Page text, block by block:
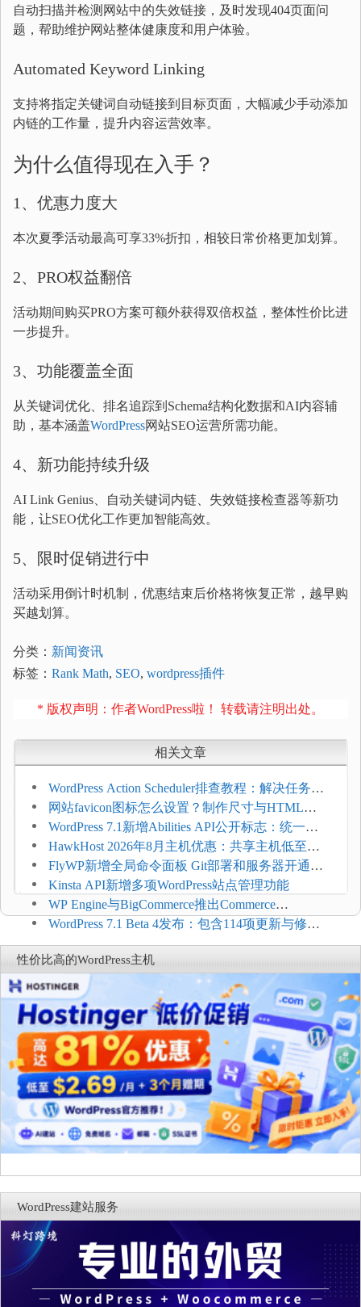
自动扫描并检测网站中的失效链接，及时发现404页面问
题，帮助维护网站整体健康度和用户体验。
Automated Keyword Linking
支持将指定关键词自动链接到目标页面，大幅减少手动添加
内链的工作量，提升内容运营效率。
为什么值得现在入手？
1、优惠力度大
本次夏季活动最高可享33%折扣，相较日常价格更加划算。
2、PRO权益翻倍
活动期间购买PRO方案可额外获得双倍权益，整体性价比进
一步提升。
3、功能覆盖全面
从关键词优化、排名追踪到Schema结构化数据和AI内容辅
助，基本涵盖WordPress网站SEO运营所需功能。
4、新功能持续升级
AI Link Genius、自动关键词内链、失效链接检查器等新功
能，让SEO优化工作更加智能高效。
5、限时促销进行中
活动采用倒计时机制，优惠结束后价格将恢复正常，越早购
买越划算。
分类： 新闻资讯
标签： Rank Math, SEO, wordpress插件
* 版权声明：作者WordPress啦！ 转载请注明出处。
相关文章
WordPress Action Scheduler排查教程：解决任务积
压和订单延迟
网站favicon图标怎么设置？制作尺寸与HTML添
加方法
WordPress 7.1新增Abilities API公开标志：统一支
持REST API、MCP与AI代理
HawkHost 2026年8月主机优惠：共享主机低至
$2.61/月，高性能主机同步折扣
FlyWP新增全局命令面板 Git部署和服务器开通更
方便
Kinsta API新增多项WordPress站点管理功能
WP Engine与BigCommerce推出Commerce
Connect：WordPress商店可保留前台体验并扩展电
商能力
WordPress 7.1 Beta 4发布：包含114项更新与修
复，仅建议在测试环境体验
性价比高的WordPress主机
WordPress建站服务